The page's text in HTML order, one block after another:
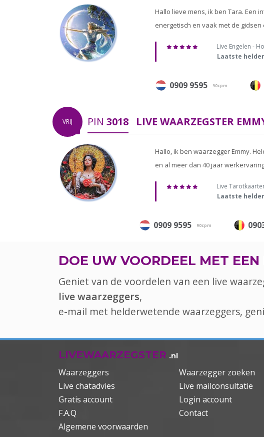
Hallo lieve mens, ik ben Tara. Een
energetisch en vaak met de
Live Engelen -
Laatste
0909 9595 90cpm
VRIJ PIN 3018 LIVE WAARZEGSTER
Hallo, ik ben waarzegger Emmy.
en al meer dan 40 jaar
Live
Laatste
0909 9595 90cpm
DOE UW VOORDEEL MET
Geniet van de voordelen van een live
live waarzeggers,
e-mail met helderwetende waarzeggers,
LIVEWAARZEGSTER .nl
Waarzeggers Waarzegger zoeken
Live chatadvies
Live mailconsultatie
Gratis account
Login account
F.A.Q
Contact
Algemene voorwaarden